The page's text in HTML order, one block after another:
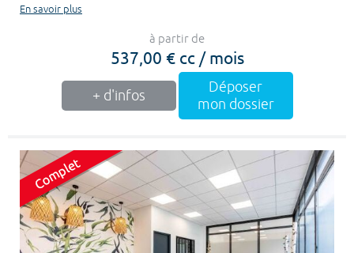
En savoir plus
à partir de
537,00 € cc / mois
+ d'infos
Déposer
mon dossier